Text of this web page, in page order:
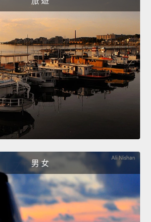
男 女